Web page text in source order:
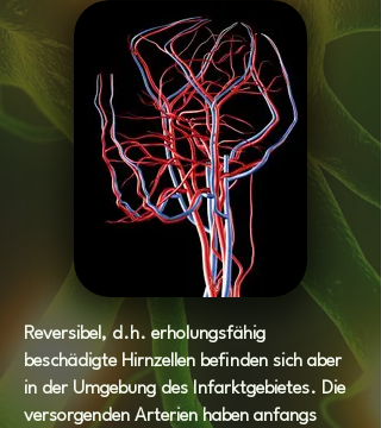
Reversibel, d.h. erholungsfähig
beschädigte Hirnzellen befinden sich aber
in der Umgebung des Infarktgebietes. Die
versorgenden Arterien haben anfangs